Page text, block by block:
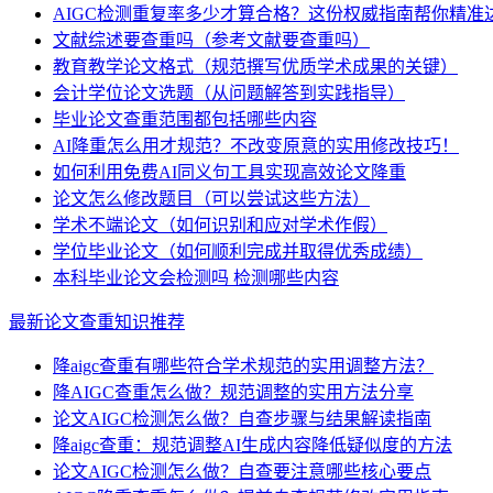
AIGC检测重复率多少才算合格？这份权威指南帮你精准
文献综述要查重吗（参考文献要查重吗）
教育教学论文格式（规范撰写优质学术成果的关键）
会计学位论文选题（从问题解答到实践指导）
毕业论文查重范围都包括哪些内容
AI降重怎么用才规范？不改变原意的实用修改技巧！
如何利用免费AI同义句工具实现高效论文降重
论文怎么修改题目（可以尝试这些方法）
学术不端论文（如何识别和应对学术作假）
学位毕业论文（如何顺利完成并取得优秀成绩）
本科毕业论文会检测吗 检测哪些内容
最新论文查重知识推荐
降aigc查重有哪些符合学术规范的实用调整方法？
降AIGC查重怎么做？规范调整的实用方法分享
论文AIGC检测怎么做？自查步骤与结果解读指南
降aigc查重：规范调整AI生成内容降低疑似度的方法
论文AIGC检测怎么做？自查要注意哪些核心要点